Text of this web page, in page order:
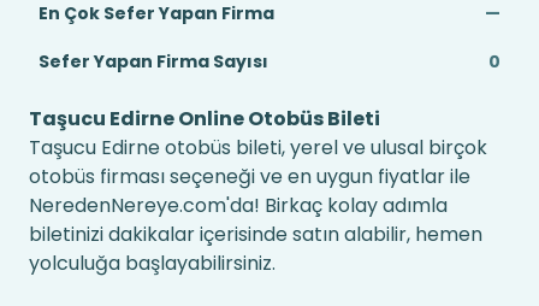
En Çok Sefer Yapan Firma
—
Sefer Yapan Firma Sayısı
0
Taşucu Edirne Online Otobüs Bileti
Taşucu Edirne otobüs bileti, yerel ve ulusal birçok
otobüs firması seçeneği ve en uygun fiyatlar ile
NeredenNereye.com'da! Birkaç kolay adımla
biletinizi dakikalar içerisinde satın alabilir, hemen
yolculuğa başlayabilirsiniz.